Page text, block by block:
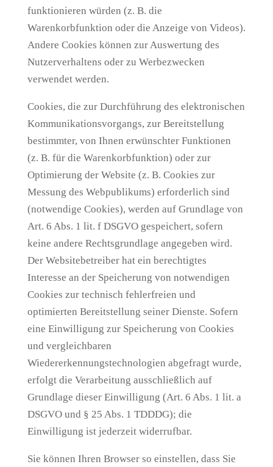
funktionieren würden (z. B. die
Warenkorbfunktion oder die Anzeige von Videos).
Andere Cookies können zur Auswertung des
Nutzerverhaltens oder zu Werbezwecken
verwendet werden.
Cookies, die zur Durchführung des elektronischen
Kommunikationsvorgangs, zur Bereitstellung
bestimmter, von Ihnen erwünschter Funktionen
(z. B. für die Warenkorbfunktion) oder zur
Optimierung der Website (z. B. Cookies zur
Messung des Webpublikums) erforderlich sind
(notwendige Cookies), werden auf Grundlage von
Art. 6 Abs. 1 lit. f DSGVO gespeichert, sofern
keine andere Rechtsgrundlage angegeben wird.
Der Websitebetreiber hat ein berechtigtes
Interesse an der Speicherung von notwendigen
Cookies zur technisch fehlerfreien und
optimierten Bereitstellung seiner Dienste. Sofern
eine Einwilligung zur Speicherung von Cookies
und vergleichbaren
Wiedererkennungstechnologien abgefragt wurde,
erfolgt die Verarbeitung ausschließlich auf
Grundlage dieser Einwilligung (Art. 6 Abs. 1 lit. a
DSGVO und § 25 Abs. 1 TDDDG); die
Einwilligung ist jederzeit widerrufbar.
Sie können Ihren Browser so einstellen, dass Sie